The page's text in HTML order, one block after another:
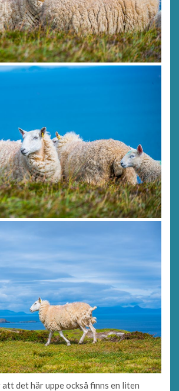
det här uppe också finns en liten